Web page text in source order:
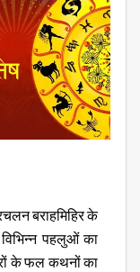
बराहमिहिर के
पहलुओं का
के फल कथनों का